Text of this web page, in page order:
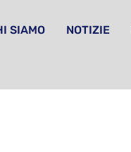
SIAMO NOTIZIE